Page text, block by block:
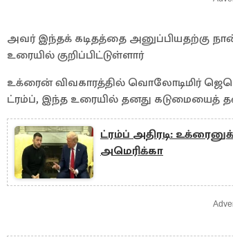
அவர் இந்தக் கடிதத்தை அனுப்பியதற்கு
உரையில் குறிப்பிட்டுள்ளார்
உக்ரைன் விவகாரத்தில் வொலோடிமிர்
ட்ரம்ப், இந்த உரையில் தனது கடுமையைத்
ட்ரம்ப் அதிரடி:
அமெரிக்கா